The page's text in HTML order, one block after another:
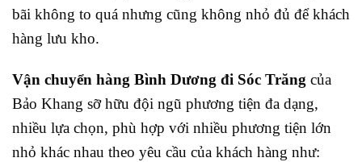
bãi không to quá nhưng cũng không nhỏ đủ để khách
hàng lưu kho.
Vận chuyển hàng Bình Dương đi Sóc Trăng của
Bảo Khang sỡ hữu đội ngũ phương tiện đa dạng,
nhiều lựa chọn, phù hợp với nhiều phương tiện lớn
nhỏ khác nhau theo yêu cầu của khách hàng như: